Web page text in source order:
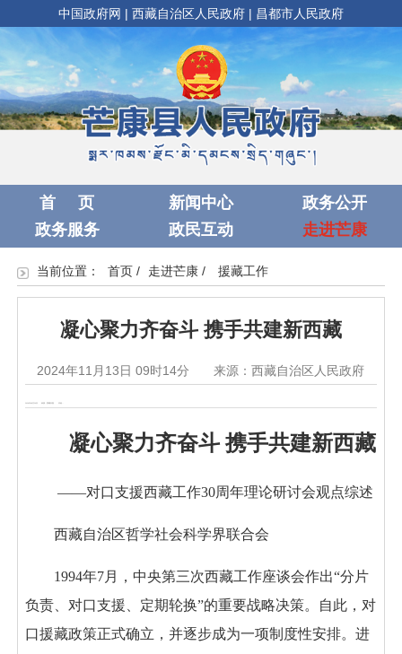
中国政府网 | 西藏自治区人民政府 | 昌都市人民政府
首 页 新闻中心
政务公开
政务服务
政民互动 走进芒康
当前位置： 首页/ 走进芒康/ 援藏工作
凝心聚力齐奋斗 携手共建新西藏
2024年11月13日 09时14分 来源：西藏自治区人民政府
凝心聚力齐奋斗 携手共建新西藏
——对口支援西藏工作30周年理论研讨会观点综述
西藏自治区哲学社会科学界联合会
1994年7月，中央第三次西藏工作座谈会作出“分片
负责、对口支援、定期轮换”的重要战略决策。自此，对
口援藏政策正式确立，并逐步成为一项制度性安排。进